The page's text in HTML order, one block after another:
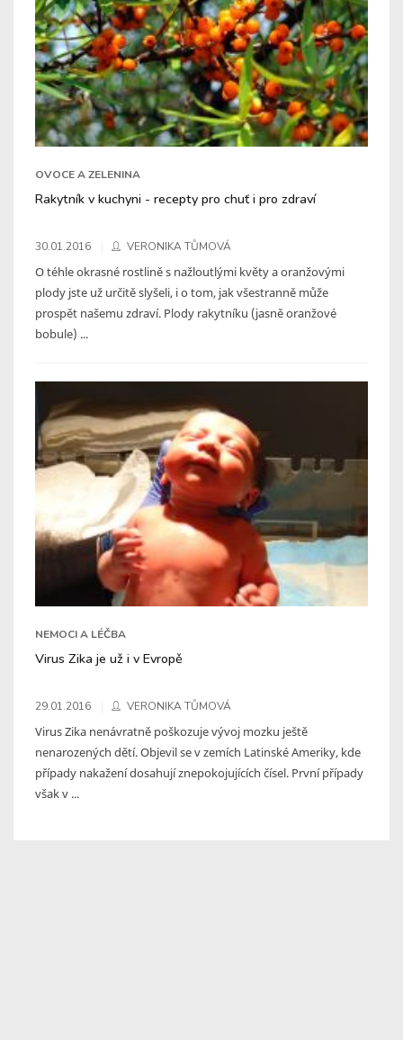
OVOCE A ZELENINA
Rakytník v kuchyni - recepty pro chuť i pro zdraví
30.01.2016 VERONIKA TŮMOVÁ
O téhle okrasné rostlině s nažloutlými květy a oranžovými
plody jste už určitě slyšeli, i o tom, jak všestranně může
prospět našemu zdraví. Plody rakytníku (jasně oranžové
bobule) ...
NEMOCI A LÉČBA
Virus Zika je už i v Evropě
29.01.2016 VERONIKA TŮMOVÁ
Virus Zika nenávratně poškozuje vývoj mozku ještě
nenarozených dětí. Objevil se v zemích Latinské Ameriky, kde
případy nakažení dosahují znepokojujících čísel. První případy
však v ...